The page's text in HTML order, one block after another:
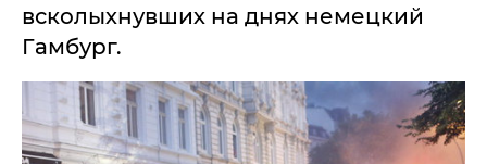
всколыхнувших на днях немецкий
Гамбург.